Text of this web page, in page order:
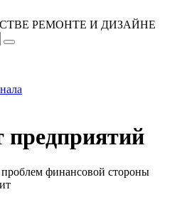
РЕМОНТЕ И ДИЗАЙНЕ
финансовой стороны